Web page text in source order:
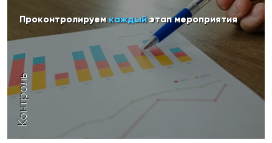
Проконтролируем каждыйэтап мероприятия
Контроль